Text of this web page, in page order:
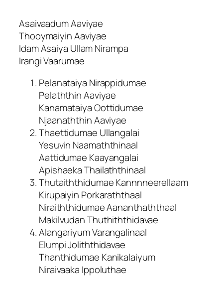
Asaivaadum Aaviyae
Thooymaiyin Aaviyae
Idam Asaiya Ullam Nirampa
Irangi Vaarumae
Pelanataiya Nirappidumae
Pelaththin Aaviyae
Kanamataiya Oottidumae
Njaanaththin Aaviyae
Thaettidumae Ullangalai
Yesuvin Naamaththinaal
Aattidumae Kaayangalai
Apishaeka Thailaththinaal
Thutaiththidumae Kannnneerellaam
Kirupaiyin Porkaraththaal
Niraiththidumae Aananthaththaal
Makilvudan Thuthiththidavae
Alangariyum Varangalinaal
Elumpi Joliththidavae
Thanthidumae Kanikalaiyum
Niraivaaka Ippoluthae